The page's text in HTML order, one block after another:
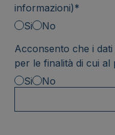
informazioni)*
Si
No
Acconsento che i
Si
No